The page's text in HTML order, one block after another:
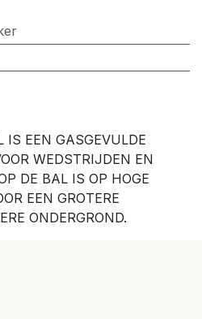
IS EEN GASGEVULDE
WEDSTRIJDEN EN
DE BAL IS OP HOGE
EEN GROTERE
ONDERGROND.